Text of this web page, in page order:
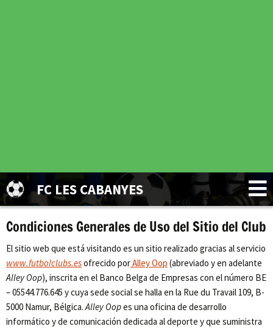
FC LES CABANYES
Condiciones Generales de Uso del Sitio del Club
El sitio web que está visitando es un sitio realizado gracias al servicio
www.futbolclubs.esofrecido porAlley Oop (abreviado y en adelante
Alley Oop), inscrita en el Banco Belga de Empresas con el número BE
– 05544.776.645 y cuya sede social se halla en la Rue du Travail 109, B-
5000 Namur, Bélgica.Alley Oopes una oficina de desarrollo
informático y de comunicación dedicada al deporte y que suministra